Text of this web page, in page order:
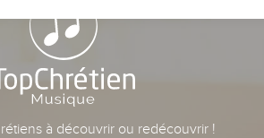
à découvrir ou redécouvrir !